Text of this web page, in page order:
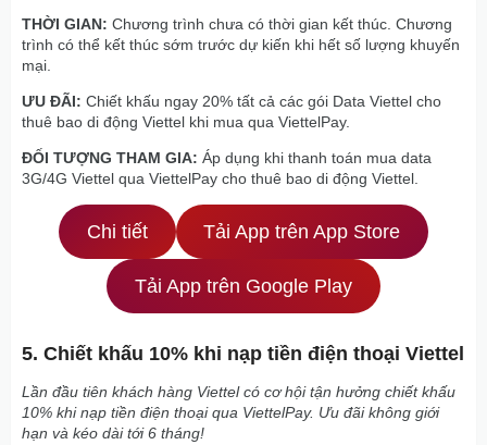
THỜI GIAN: Chương trình chưa có thời gian kết thúc. Chương
trình có thể kết thúc sớm trước dự kiến khi hết số lượng khuyến
mại.
ƯU ĐÃI: Chiết khấu ngay 20% tất cả các gói Data Viettel cho
thuê bao di động Viettel khi mua qua ViettelPay.
ĐỐI TƯỢNG THAM GIA: Áp dụng khi thanh toán mua data
3G/4G Viettel qua ViettelPay cho thuê bao di động Viettel.
Chi tiết Tải App trên App Store
Tải App trên Google Play
5. Chiết khấu 10% khi nạp tiền điện thoại Viettel
Lần đầu tiên khách hàng Viettel có cơ hội tận hưởng chiết khấu
10% khi nạp tiền điện thoại qua ViettelPay. Ưu đãi không giới
hạn và kéo dài tới 6 tháng!